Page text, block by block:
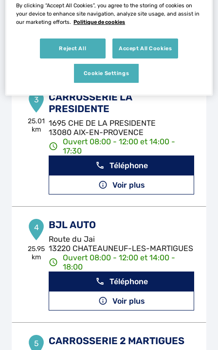
23.56
km
84300 CAVAILLON
Ouvert 08:00 - 12:00 et 14:00 -
17:00
Téléphone
Voir plus
3
25.01
km
CARROSSERIE LA
PRESIDENTE
1695 CHE DE LA PRESIDENTE
13080 AIX-EN-PROVENCE
Ouvert 08:00 - 12:00 et 14:00 -
17:30
Téléphone
Voir plus
4
25.95
km
BJL AUTO
Route du Jai
13220 CHATEAUNEUF-LES-MARTIGUES
Ouvert 08:00 - 12:00 et 14:00 -
18:00
Téléphone
Voir plus
5 CARROSSERIE 2 MARTIGUES
By clicking “Accept All Cookies”, you agree to the storing of cookies on
your device to enhance site navigation, analyze site usage, and assist in
our marketing efforts. Politique de cookies
Reject All Accept All Cookies
Cookie Settings